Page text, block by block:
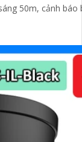
50m, cảnh báo